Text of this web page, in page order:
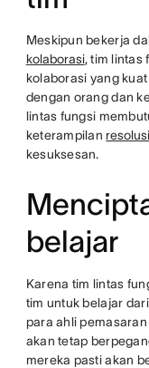
Meskipun bekerja
kolaborasi, tim lintas
kolaborasi yang
dengan orang dan
lintas fungsi
keterampilan
kesuksesan.
belajar
Karena tim lintas
tim untuk belajar
para ahli
akan tetap
mereka pasti akan